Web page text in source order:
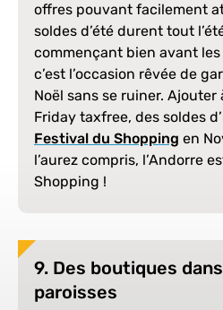
offres pouvant facilement
soldes d’été durent tout
commençant bien avant les
c’est l’occasion rêvée de
Noël sans se ruiner. Ajouter
Friday taxfree, des soldes
Festival du Shopping en
l’aurez compris, l’Andorre
Shopping !
9. Des boutiques
paroisses